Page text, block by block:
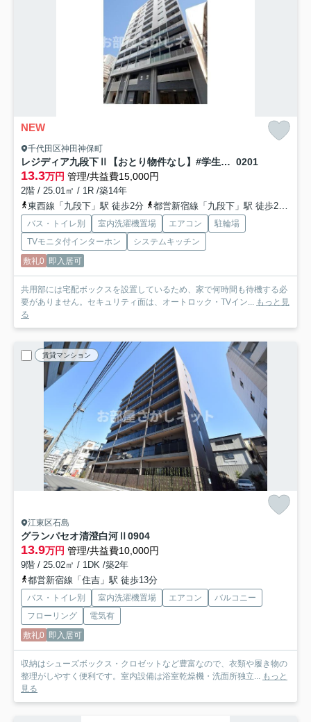
NEW
千代田区神田神保町
レジディア九段下Ⅱ【おとり物件なし】#学生・社会人にオススメ！初期費用分割払いOK！ 0201
13.3万円 管理/共益費15,000円
2階 / 25.01㎡ / 1R /築14年
東西線「九段下」駅 徒歩2分
都営新宿線「九段下」駅 徒歩2分
バス・トイレ別 室内洗濯機置場 エアコン
駐輪場
TVモニタ付インターホン
システムキッチン
敷礼0 即入居可
共用部には宅配ボックスを設置しているため、家で何時間も待機する必
要がありません。セキュリティ面は、オートロック・TVイン... もっと見
る
賃貸マンション
江東区石島
グランパセオ清澄白河Ⅱ 0904
13.9万円 管理/共益費10,000円
9階 / 25.02㎡ / 1DK /築2年
都営新宿線「住吉」駅 徒歩13分
バス・トイレ別 室内洗濯機置場 エアコン
バルコニー
フローリング
電気有
敷礼0 即入居可
収納はシューズボックス・クロゼットなど豊富なので、衣類や履き物の
整理がしやすく便利です。室内設備は浴室乾燥機・洗面所独立... もっと
見る